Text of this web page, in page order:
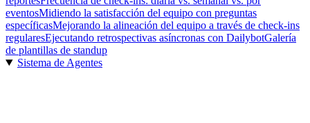
eventosMidiendo la satisfacción del equipo con preguntas
específicasMejorando la alineación del equipo a través de check-ins
regularesEjecutando retrospectivas asíncronas con DailybotGalería
de plantillas de standup
Sistema de Agentes